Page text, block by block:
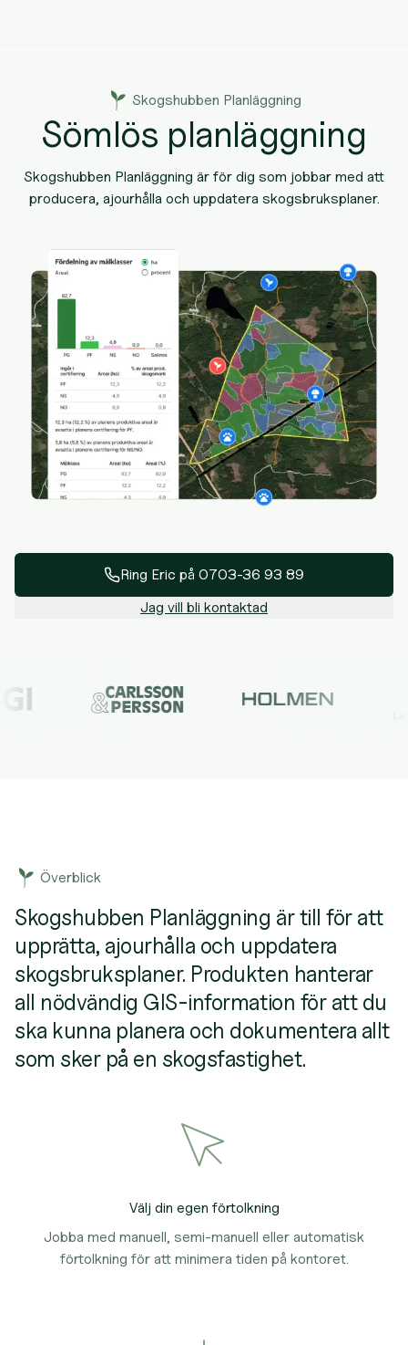
Skogshubben Planläggning
Sömlös planläggning
Skogshubben Planläggning är för dig som jobbar med att
producera, ajourhålla och uppdatera skogsbruksplaner.
Ring Eric på 0703-36 93 89
Jag vill bli kontaktad
Överblick
Skogshubben Planläggning är till för att
upprätta, ajourhålla och uppdatera
skogsbruksplaner. Produkten hanterar
all nödvändig GIS-information för att du
ska kunna planera och dokumentera allt
som sker på en skogsfastighet.
Välj din egen förtolkning
Jobba med manuell, semi-manuell eller automatisk
förtolkning för att minimera tiden på kontoret.